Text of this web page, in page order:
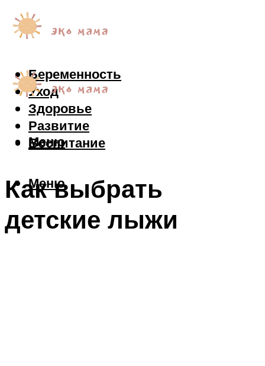
Беременность
Уход
Здоровье
Развитие
Воспитание
Меню
Меню
Как выбрать
детские лыжи